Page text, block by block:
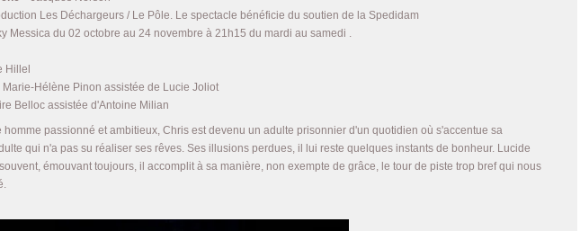
Les Déchargeurs / Le Pôle. Le spectacle bénéficie du soutien de la Spedidam
Messica du 02 octobre au 24 novembre à 21h15 du mardi au samedi .
Hillel
Marie-Hélène Pinon assistée de Lucie Joliot
Belloc assistée d'Antoine Milian
homme passionné et ambitieux, Chris est devenu un adulte prisonnier d'un quotidien où s'accentue sa
qui n'a pas su réaliser ses rêves. Ses illusions perdues, il lui reste quelques instants de bonheur. Lucide
émouvant toujours, il accomplit à sa manière, non exempte de grâce, le tour de piste trop bref qui nous